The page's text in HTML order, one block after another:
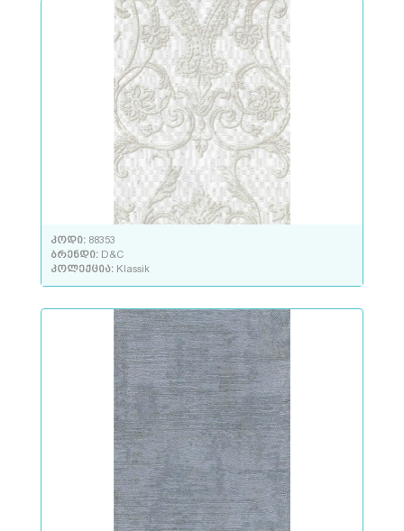
კოდი: 88353
ბრენდი: D&C
კოლექცია: Klassik